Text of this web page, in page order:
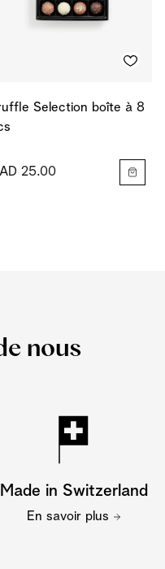
Selection boîte à 8
25.00
nous
Made in Switzerland
En savoir plus